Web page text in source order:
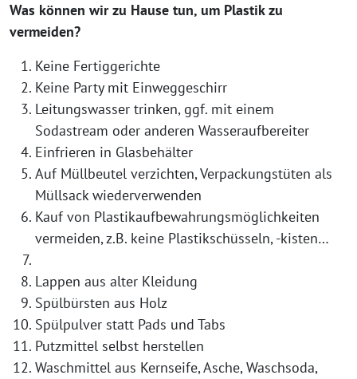
Was können wir zu Hause tun, um Plastik zu
vermeiden?
Keine Fertiggerichte
Keine Party mit Einweggeschirr
Leitungswasser trinken, ggf. mit einem
Sodastream oder anderen Wasseraufbereiter
Einfrieren in Glasbehälter
Auf Müllbeutel verzichten, Verpackungstüten als
Müllsack wiederverwenden
Kauf von Plastikaufbewahrungsmöglichkeiten
vermeiden, z.B. keine Plastikschüsseln, -kisten…
Lappen aus alter Kleidung
Spülbürsten aus Holz
Spülpulver statt Pads und Tabs
Putzmittel selbst herstellen
Waschmittel aus Kernseife, Asche, Waschsoda,